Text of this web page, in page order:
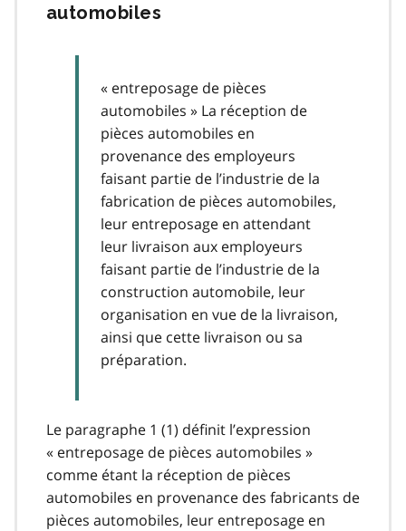
automobiles
« entreposage de pièces
automobiles » La réception de
pièces automobiles en
provenance des employeurs
faisant partie de l’industrie de la
fabrication de pièces automobiles,
leur entreposage en attendant
leur livraison aux employeurs
faisant partie de l’industrie de la
construction automobile, leur
organisation en vue de la livraison,
ainsi que cette livraison ou sa
préparation.
Le paragraphe 1 (1) définit l’expression
« entreposage de pièces automobiles »
comme étant la réception de pièces
automobiles en provenance des fabricants de
pièces automobiles, leur entreposage en